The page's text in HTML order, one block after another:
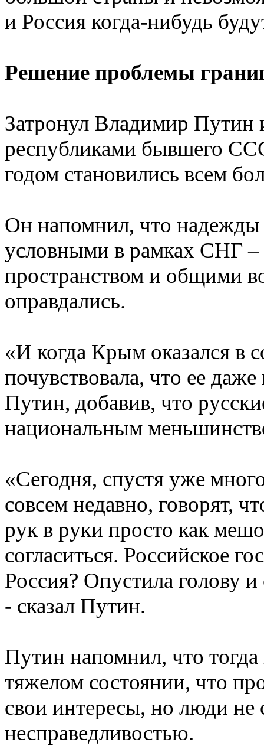
и Россия когда-нибудь
Решение проблемы
Затронул Владимир Путин
республиками бывшего
годом становились всем
Он напомнил, что надежды
условными в рамках СНГ
пространством и общими
оправдались.
«И когда Крым оказался в
почувствовала, что ее
Путин, добавив, что
национальным
«Сегодня, спустя уже
совсем недавно, говорят,
рук в руки просто как
согласиться. Российское
Россия? Опустила голову
- сказал Путин.
Путин напомнил, что тогда
тяжелом состоянии, что
свои интересы, но люди
несправедливостью.